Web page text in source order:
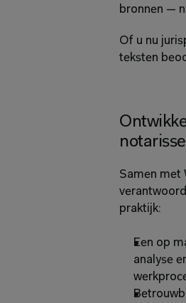
bronnen —
Of u nu
teksten
Samen met
praktijk:
Een op
analyse